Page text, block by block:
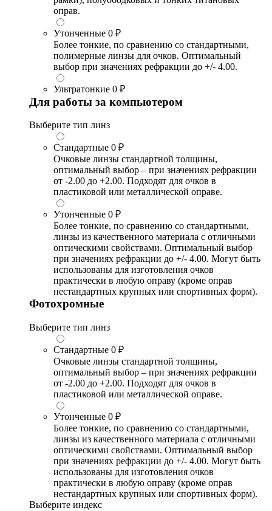
оправ.
Утонченные 0 ₽
Более тонкие, по сравнению со стандартными,
полимерные линзы для очков. Оптимальный
выбор при значениях рефракции до +/- 4.00.
Ультратонкие 0 ₽
Для работы за компьютером
Выберите тип линз
Стандартные 0 ₽
Очковые линзы стандартной толщины,
оптимальный выбор – при значениях рефракции
от -2.00 до +2.00. Подходят для очков в
пластиковой или металлической оправе.
Утонченные 0 ₽
Более тонкие, по сравнению со стандартными,
линзы из качественного материала с отличными
оптическими свойствами. Оптимальный выбор
при значениях рефракции до +/- 4.00. Могут быть
использованы для изготовления очков
практически в любую оправу (кроме оправ
нестандартных крупных или спортивных форм).
Фотохромные
Выберите тип линз
Стандартные 0 ₽
Очковые линзы стандартной толщины,
оптимальный выбор – при значениях рефракции
от -2.00 до +2.00. Подходят для очков в
пластиковой или металлической оправе.
Утонченные 0 ₽
Более тонкие, по сравнению со стандартными,
линзы из качественного материала с отличными
оптическими свойствами. Оптимальный выбор
при значениях рефракции до +/- 4.00. Могут быть
использованы для изготовления очков
практически в любую оправу (кроме оправ
нестандартных крупных или спортивных форм).
Выберите индекс